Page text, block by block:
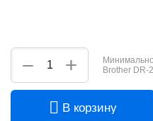
+
−
Brother
В корзину